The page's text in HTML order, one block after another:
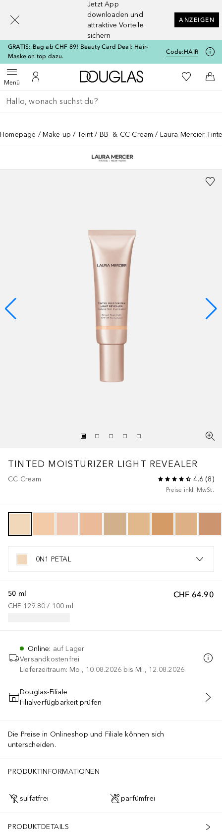
Jetzt App
downloaden und
attraktive Vorteile
sichern
ANZEIGEN
GRATIS: Bag ab CHF 89! Beauty Card Deal: Hair-
Maske on top dazu.
Code:HAIR
MenüMenü öffnenZu Meinem Kundenkonto
Zur Douglas Startseite
Zu Meiner
Gehe zurück
Suche ausführen
Homepage Make-up Teint BB- & CC-Cream Laura Mercier
TINTED MOISTURIZER LIGHT REVEALER
CC Cream 4.6 (8)
Preise inkl. MwSt.
0N1 PETAL
CHF 64.90
50 ml
CHF 129.80 / 100 ml
Online: auf Lager
Versandkostenfrei
Lieferzeitraum: Mo., 10.08.2026 bis Mi., 12.08.2026
IN DEN WARENKORB
Douglas-Filiale
Filialverfügbarkeit prüfen
Die Preise in Onlineshop und Filiale können sich
unterscheiden.
PRODUKTINFORMATIONEN
sulfatfrei parfümfrei
PRODUKTDETAILS
[navigation.slideout.screenreader]